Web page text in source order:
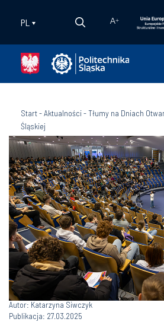
PL A+
Start-Aktualności-Tłumy na Dniach
Śląskiej
Autor: Katarzyna Siwczyk
Publikacja: 27.03.2025